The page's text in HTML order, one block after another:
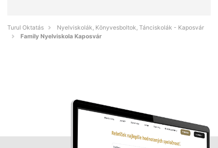
Turul Oktatás
Nyelviskolák, Könyvesboltok, Tánciskolák - Kaposvár
Family Nyelviskola Kaposvár